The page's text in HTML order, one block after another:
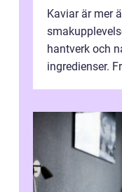
Kaviar är mer
hantverk och
ingredienser.